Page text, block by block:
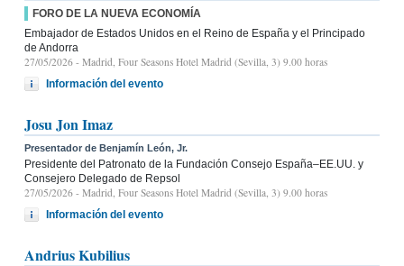
FORO DE LA NUEVA ECONOMÍA
Embajador de Estados Unidos en el Reino de España y el Principado
de Andorra
27/05/2026 - Madrid, Four Seasons Hotel Madrid (Sevilla, 3) 9.00 horas
Información del evento
Josu Jon Imaz
Presentador de Benjamín León, Jr.
Presidente del Patronato de la Fundación Consejo España–EE.UU. y
Consejero Delegado de Repsol
27/05/2026 - Madrid, Four Seasons Hotel Madrid (Sevilla, 3) 9.00 horas
Información del evento
Andrius Kubilius